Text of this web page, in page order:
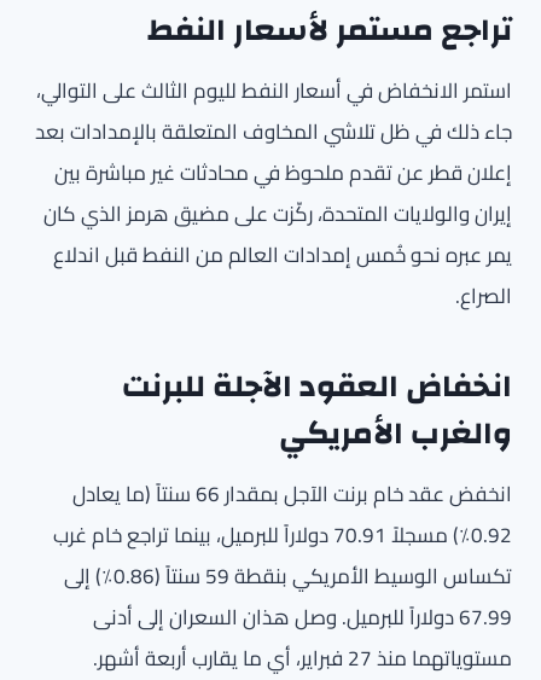
تراجع مستمر لأسعار النفط
استمر الانخفاض في أسعار النفط لليوم الثالث على التوالي،
جاء ذلك في ظل تلاشي المخاوف المتعلقة بالإمدادات بعد
إعلان قطر عن تقدم ملحوظ في محادثات غير مباشرة بين
إيران والولايات المتحدة، ركّزت على مضيق هرمز الذي كان
يمر عبره نحو خُمس إمدادات العالم من النفط قبل اندلاع
الصراع.
انخفاض العقود الآجلة للبرنت
والغرب الأمريكي
انخفض عقد خام برنت الآجل بمقدار 66 سنتاً (ما يعادل
0.92٪) مسجلاً 70.91 دولاراً للبرميل، بينما تراجع خام غرب
تكساس الوسيط الأمريكي بنقطة 59 سنتاً (0.86٪) إلى
67.99 دولاراً للبرميل. وصل هذان السعران إلى أدنى
مستوياتهما منذ 27 فبراير، أي ما يقارب أربعة أشهر.